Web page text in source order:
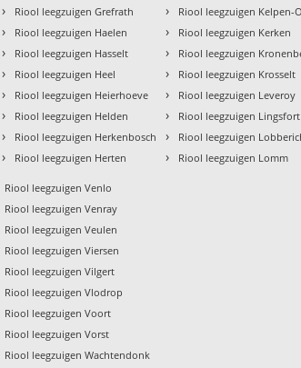
› Riool leegzuigen Grefrath
› Riool leegzuigen Haelen
› Riool leegzuigen Hasselt
› Riool leegzuigen Heel
› Riool leegzuigen Heierhoeve
› Riool leegzuigen Helden
› Riool leegzuigen Herkenbosch
› Riool leegzuigen Herten
› Riool leegzuigen Kelpen-
› Riool leegzuigen Kerken
› Riool leegzuigen
› Riool leegzuigen Krosselt
› Riool leegzuigen Leveroy
› Riool leegzuigen Lingsfort
› Riool leegzuigen
› Riool leegzuigen Lomm
Riool leegzuigen Venlo
Riool leegzuigen Venray
Riool leegzuigen Veulen
Riool leegzuigen Viersen
Riool leegzuigen Vilgert
Riool leegzuigen Vlodrop
Riool leegzuigen Voort
Riool leegzuigen Vorst
Riool leegzuigen Wachtendonk